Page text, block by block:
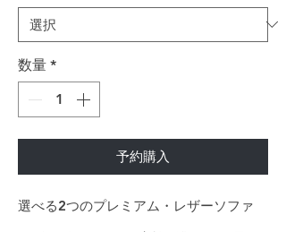
数量 *
予約購入
選べる2つのプレミアム・レザーソファ